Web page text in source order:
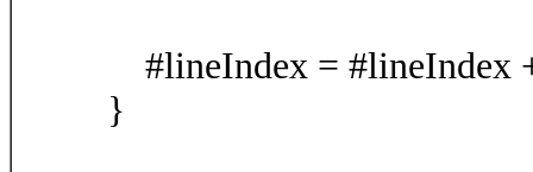
#lineIndex = #lineIndex
}